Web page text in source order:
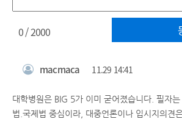
0/ 2000
macmaca 11.29 14:41
대학병원은 BIG 5가 이미 굳어졌습니다. 필자
법.국제법 중심이라, 대중언론이나 입시지의견